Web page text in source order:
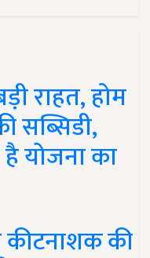
राहत, होम
सब्सिडी,
योजना का
की